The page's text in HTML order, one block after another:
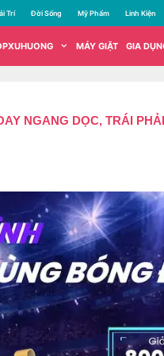
Trí Đời Sống Mỹ Phẩm Linh Kiện
MÁY GIẶT GIA
NGANG DỌC, TRÁI